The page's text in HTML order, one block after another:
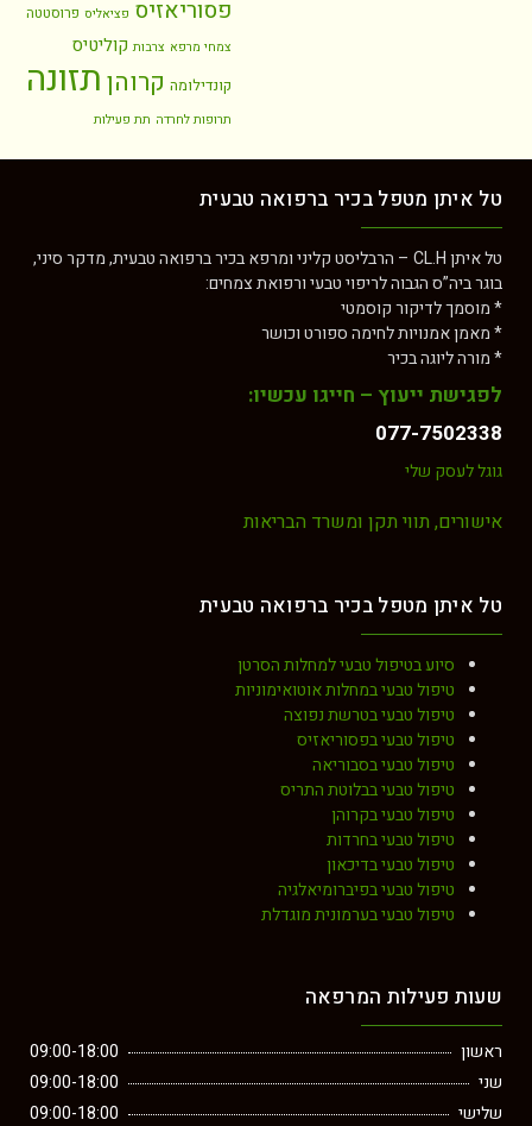
פסוריאזיס פציאליס פרוסטטה
צמחי מרפא צרבות קוליטיס
קונדילומה קרוהןתזונה
תרופות לחרדה תת פעילות
איתן מטפל בכיר ברפואה טבעית
טל איתן CL.H – הרבליסט קליני ומרפא בכיר ברפואה טבעית, מדקר סיני,
ביה”ס הגבוה לריפוי טבעי ורפואת צמחים:
מוסמך לדיקור קוסמטי
מאמן אמנויות לחימה ספורט וכושר
מורה ליוגה בכיר
ייעוץ – חייגו עכשיו:
077-
לעסק שלי
תווי תקן ומשרד הבריאות
איתן מטפל בכיר ברפואה טבעית
סיוע בטיפול טבעי למחלות הסרטן
טיפול טבעי במחלות אוטואימוניות
טיפול טבעי בטרשת נפוצה
טיפול טבעי בפסוריאזיס
טיפול טבעי בסבוריאה
טיפול טבעי בבלוטת התריס
טיפול טבעי בקרוהן
טיפול טבעי בחרדות
טיפול טבעי בדיכאון
טיפול טבעי בפיברומיאלגיה
טיפול טבעי בערמונית מוגדלת
פעילות המרפאה
09:00-18:00
09:00-18:00
09:00-18:00